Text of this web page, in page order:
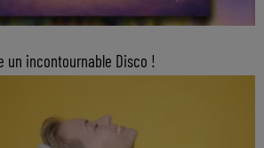
un incontournable Disco !